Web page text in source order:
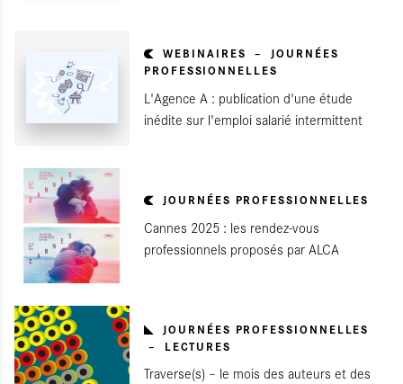
WEBINAIRES
JOURNÉES
PROFESSIONNELLES
L'Agence A : publication d'une étude
inédite sur l'emploi salarié intermittent
JOURNÉES PROFESSIONNELLES
Cannes 2025 : les rendez-vous
professionnels proposés par ALCA
JOURNÉES PROFESSIONNELLES
LECTURES
Traverse(s) – le mois des auteurs et des